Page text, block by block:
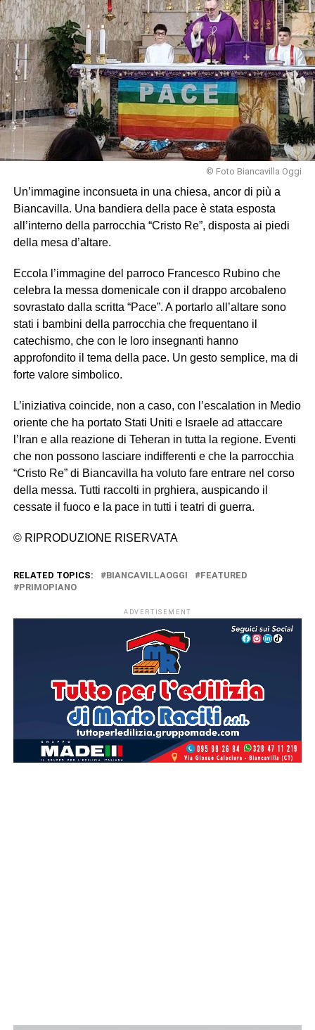
© Foto Biancavilla Oggi
Un’immagine inconsueta in una chiesa, ancor di più a
Biancavilla. Una bandiera della pace è stata esposta
all’interno della parrocchia “Cristo Re”, disposta ai piedi
della mesa d’altare.
Eccola l’immagine del parroco Francesco Rubino che
celebra la messa domenicale con il drappo arcobaleno
sovrastato dalla scritta “Pace”. A portarlo all’altare sono
stati i bambini della parrocchia che frequentano il
catechismo, che con le loro insegnanti hanno
approfondito il tema della pace. Un gesto semplice, ma di
forte valore simbolico.
L’iniziativa coincide, non a caso, con l’escalation in Medio
oriente che ha portato Stati Uniti e Israele ad attaccare
l’Iran e alla reazione di Teheran in tutta la regione. Eventi
che non possono lasciare indifferenti e che la parrocchia
“Cristo Re” di Biancavilla ha voluto fare entrare nel corso
della messa. Tutti raccolti in prghiera, auspicando il
cessate il fuoco e la pace in tutti i teatri di guerra.
© RIPRODUZIONE RISERVATA
RELATED TOPICS: BIANCAVILLAOGGI
FEATURED
PRIMOPIANO
ADVERTISEMENT